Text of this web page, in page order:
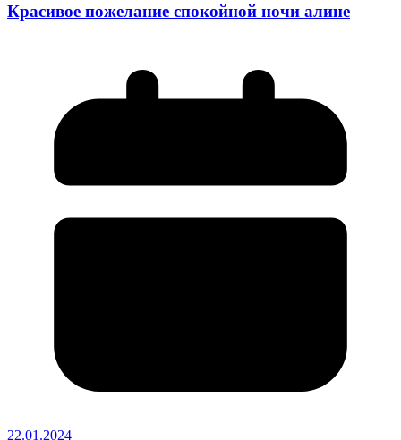
Красивое пожелание спокойной ночи алине
22.01.2024